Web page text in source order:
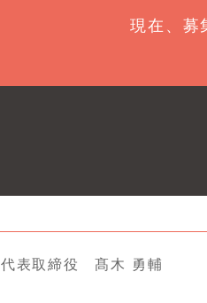
現在、募
代表取締役 髙木 勇輔